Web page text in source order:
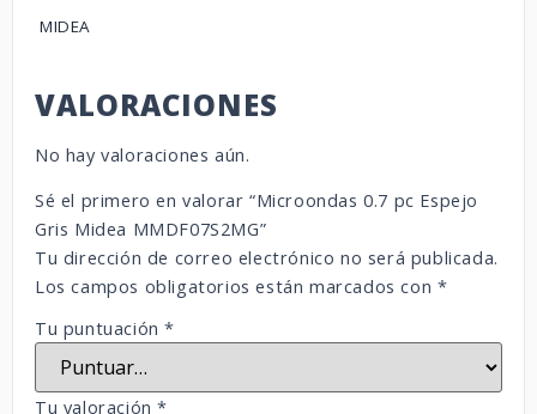
MIDEA
VALORACIONES
No hay valoraciones aún.
Sé el primero en valorar “Microondas 0.7 pc Espejo
Gris Midea MMDF07S2MG”
Tu dirección de correo electrónico no será publicada.
Los campos obligatorios están marcados con *
Tu puntuación*
Tu valoración*